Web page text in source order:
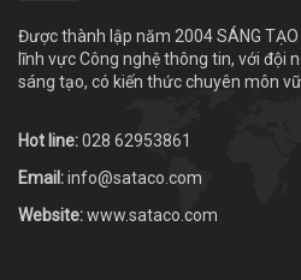
Được thành lập năm 2004 SÁNG
lĩnh vực Công nghệ thông tin, với đội
sáng tạo, có kiến thức chuyên môn
Hot line:028 62953861
Email:info@sataco.com
Website:www.sataco.com